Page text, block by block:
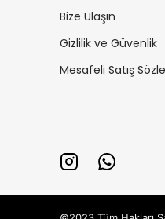
Bize Ulaşın
Gizlilik ve Güvenlik
Mesafeli Satış